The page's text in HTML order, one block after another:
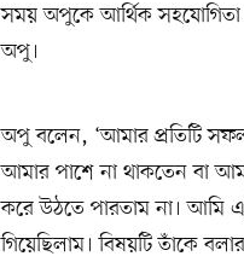
সময় অপুকে আর্থিক সহযোগিতা
অপু।
অপু বলেন, ‘আমার প্রতিটি
আমার পাশে না থাকতেন বা
করে উঠতে পারতাম না। আমি
গিয়েছিলাম। বিষয়টি তাঁকে